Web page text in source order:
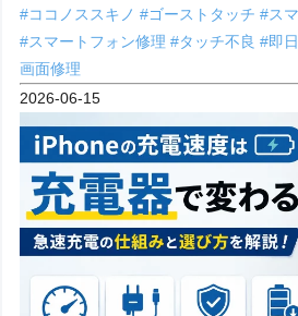
#ココノススキノ#ゴーストタッチ#ス
#スマートフォン修理#タッチ不良#即
画面修理
2026-06-15